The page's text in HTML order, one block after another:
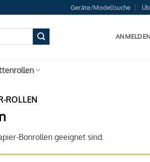
Geräte/Modellsuche
ANMELDEN
ROLLEN
Bonrollen geeignet sind.